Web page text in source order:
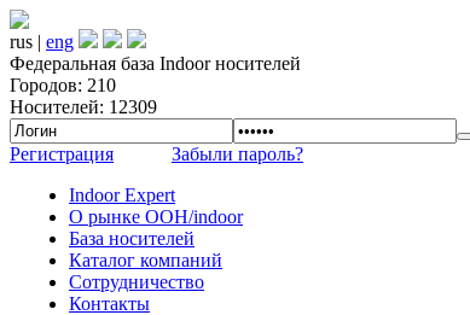
rus | eng
Федеральная база Indoor носителей
Городов: 210
Носителей: 12309
Регистрация
Забыли пароль?
Indoor Expert
О рынке OOH/indoor
База носителей
Каталог компаний
Сотрудничество
Контакты